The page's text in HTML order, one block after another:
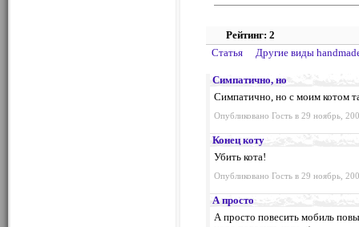
Рейтинг: 2
Статья
Другие виды
Симпатично, но
Симпатично, но с моим котом
Опубликовано Гость в 29 ноябрь,
Конец коту
Убить кота!
Опубликовано Гость в 29 ноябрь,
А просто
А просто повесить мобиль